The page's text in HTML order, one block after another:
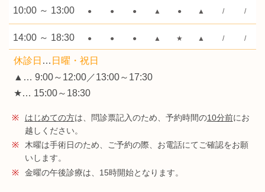
10:00 ～ 13:00 ● ● ● ▲ ● ▲ / /
14:00 ～ 18:30 ● ● ● ▲ ★ ▲ / /
休診日 … 日曜・祝日
▲… 9:00～12:00／13:00～17:30
★… 15:00～18:30
※ はじめての方は、問診票記入のため、予約時間の10分前にお
越しください。
※
木曜は手術日のため、ご予約の際、お電話にてご確認をお願
いします。
※
金曜の午後診療は、15時開始となります。